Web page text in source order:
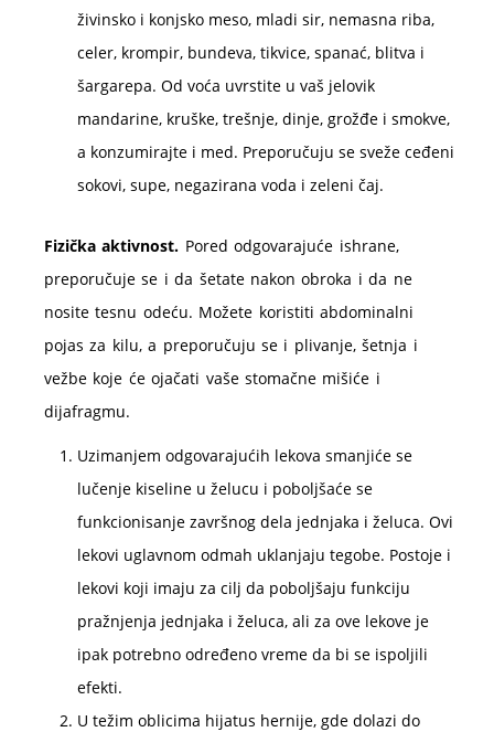
živinsko i konjsko meso, mladi sir, nemasna riba,
celer, krompir, bundeva, tikvice, spanać, blitva i
šargarepa. Od voća uvrstite u vaš jelovik
mandarine, kruške, trešnje, dinje, grožđe i smokve,
a konzumirajte i med. Preporučuju se sveže ceđeni
sokovi, supe, negazirana voda i zeleni čaj.
Fizička aktivnost. Pored odgovarajuće ishrane,
preporučuje se i da šetate nakon obroka i da ne
nosite tesnu odeću. Možete koristiti abdominalni
pojas za kilu, a preporučuju se i plivanje, šetnja i
vežbe koje će ojačati vaše stomačne mišiće i
dijafragmu.
Uzimanjem odgovarajućih lekova smanjiće se
lučenje kiseline u želucu i poboljšaće se
funkcionisanje završnog dela jednjaka i želuca. Ovi
lekovi uglavnom odmah uklanjaju tegobe. Postoje i
lekovi koji imaju za cilj da poboljšaju funkciju
pražnjenja jednjaka i želuca, ali za ove lekove je
ipak potrebno određeno vreme da bi se ispoljili
efekti.
U težim oblicima hijatus hernije, gde dolazi do